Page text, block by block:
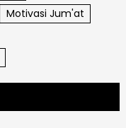
Motivasi Jum'at